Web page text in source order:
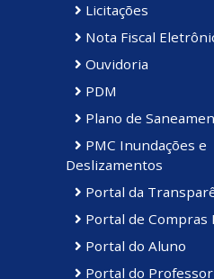
Licitações
Nota Fiscal
Ouvidoria
PDM
Plano de
PMC Inundações e
Deslizamentos
Portal da
Portal de Compras
Portal do Aluno
Portal do Professor